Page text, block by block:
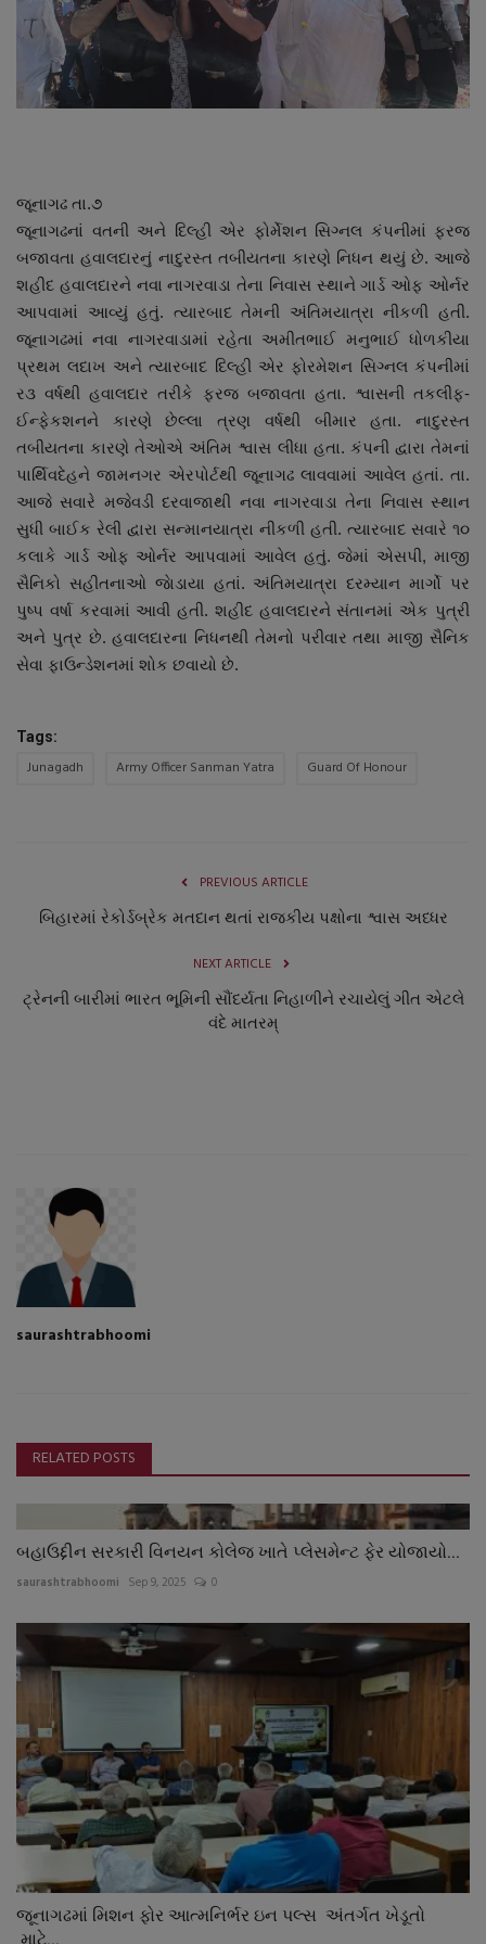
About Author
Contact
રાષ્ટ્રીય
ગુજરાત
જુનાગઢ
Support US
બજારના સમાચાર
નાણાંકીય સમાચાર
સ્થાનિક સમાચાર
સ્પોર્ટ્સ
રાશિફળ
ગુનાખોરી
જૂનાગઢ તા.૭
જૂનાગઢનાં વતની અને દિલ્હી એર ફોર્મેશન સિગ્નલ કંપનીમાં ફરજ
બજાવતા હવાલદારનું નાદુરસ્ત તબીયતના કારણે નિધન થયું છે. આજે
શહીદ હવાલદારને નવા નાગરવાડા તેના નિવાસ સ્થાને ગાર્ડ ઓફ ઓર્નર
આપવામાં આવ્યું હતું. ત્યારબાદ તેમની અંતિમયાત્રા નીકળી હતી.
જૂનાગઢમાં નવા નાગરવાડામાં રહેતા અમીતભાઈ મનુભાઈ ધોળકીયા
પ્રથમ લદાખ અને ત્યારબાદ દિલ્હી એર ફોરમેશન સિગ્નલ કંપનીમાં
ર૩ વર્ષથી હવાલદાર તરીકે ફરજ બજાવતા હતા. શ્વાસની તકલીફ-
ઈન્ફેકશનને કારણે છેલ્લા ત્રણ વર્ષથી બીમાર હતા. નાદુરસ્ત
તબીયતના કારણે તેઓએ અંતિમ શ્વાસ લીધા હતા. કંપની દ્વારા તેમનાં
પાર્થિવદેહને જામનગર એરપોર્ટથી જૂનાગઢ લાવવામાં આવેલ હતાં. તા.
આજે સવારે મજેવડી દરવાજાથી નવા નાગરવાડા તેના નિવાસ સ્થાન
સુધી બાઈક રેલી દ્વારા સન્માનયાત્રા નીકળી હતી. ત્યારબાદ સવારે ૧૦
કલાકે ગાર્ડ ઓફ ઓર્નર આપવામાં આવેલ હતું. જેમાં એસપી, માજી
સૈનિકો સહીતનાઓ જાેડાયા હતાં. અંતિમયાત્રા દરમ્યાન માર્ગો પર
પુષ્પ વર્ષા કરવામાં આવી હતી. શહીદ હવાલદારને સંતાનમાં એક પુત્રી
અને પુત્ર છે. હવાલદારના નિધનથી તેમનો પરીવાર તથા માજી સૈનિક
સેવા ફાઉન્ડેશનમાં શોક છવાયો છે.
Tags:
Junagadh Army Officer Sanman Yatra Guard Of Honour
PREVIOUS ARTICLE
બિહારમાં રેકોર્ડબ્રેક મતદાન થતાં રાજકીય પક્ષોના શ્વાસ અધ્ધર
NEXT ARTICLE
ટ્રેનની બારીમાં ભારત ભૂમિની સૌંદર્યતા નિહાળીને રચાયેલું ગીત એટલે
વંદે માતરમ્
saurashtrabhoomi
RELATED POSTS
બહાઉદ્દીન સરકારી વિનયન કોલેજ ખાતે પ્લેસમેન્ટ ફેર યોજાયો...
saurashtrabhoomi Sep 9, 2025 0
જૂનાગઢમાં મિશન ફોર આત્મનિર્ભર ઇન પલ્સ અંતર્ગત ખેડૂતો
માટે...